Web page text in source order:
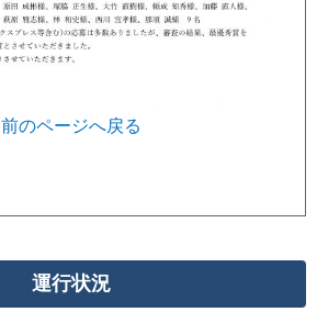
前のページへ戻る
運行状況